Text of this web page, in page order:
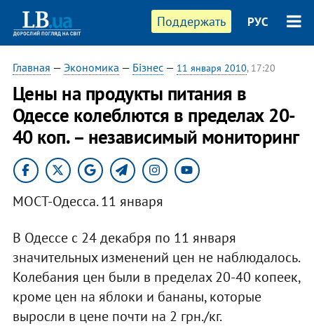
Поддержать РУС
Главная — Экономика — Бізнес— 11 января 2010, 17:20
Цены на продукты питания в
Одессе колеблются в пределах 20-
40 коп. – независимый мониторинг
МОСТ-Одесса. 11 января
В Одессе с 24 декабря по 11 января
значительных изменений цен не наблюдалось.
Колебания цен были в пределах 20-40 копеек,
кроме цен на яблоки и бананы, которые
выросли в цене почти на 2 грн./кг.